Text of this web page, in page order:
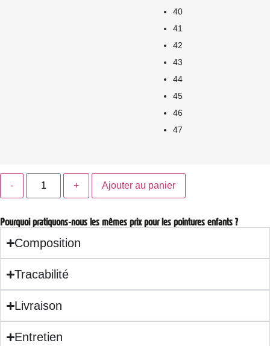
40
41
42
43
44
45
46
47
Ajouter au panier
Pourquoi pratiquons-nous les mêmes prix pour les pointures enfants ?
Composition
Tracabilité
Livraison
Entretien